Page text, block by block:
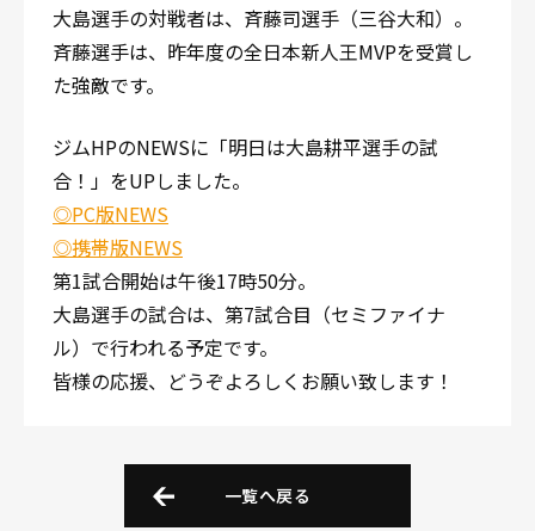
営業時間：月〜土 14:00〜22:00 / 日・祝 14:00〜19:00
大島選手の対戦者は、斉藤司選手（三谷大和）。
斉藤選手は、昨年度の全日本新人王MVPを受賞し
た強敵です。
ジムHPのNEWSに「明日は大島耕平選手の試
合！」をUPしました。
◎PC版NEWS
◎携帯版NEWS
第1試合開始は午後17時50分。
大島選手の試合は、第7試合目（セミファイナ
ル）で行われる予定です。
皆様の応援、どうぞよろしくお願い致します！
一覧へ戻る